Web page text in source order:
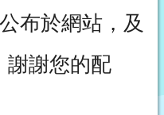
布於網站，及
謝謝您的配